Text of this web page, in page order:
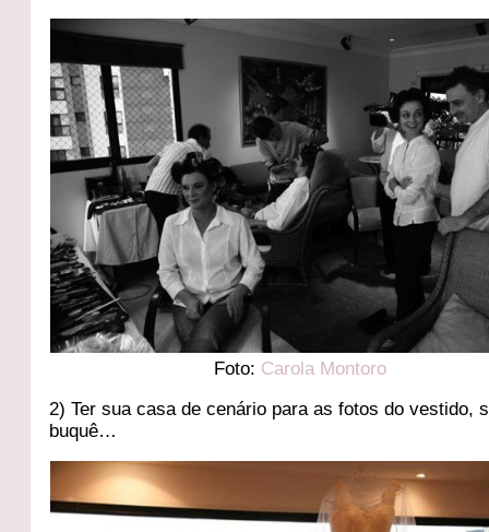
Foto: Carola Montoro
2) Ter sua casa de cenário para as fotos do vestido,
buquê…